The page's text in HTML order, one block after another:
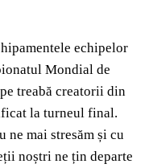
echipelor
Mondial de
treabă creatorii din
la turneul final.
mai stresăm și cu
noștri ne țin departe